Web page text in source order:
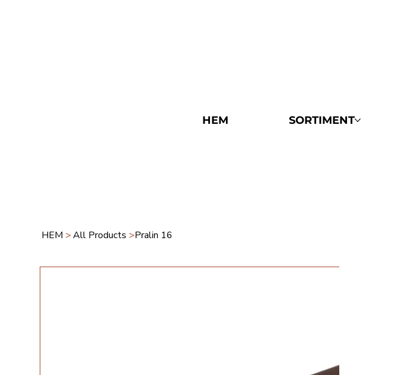
HEM SORTIMENT
HEM >All Products >Pralin 16